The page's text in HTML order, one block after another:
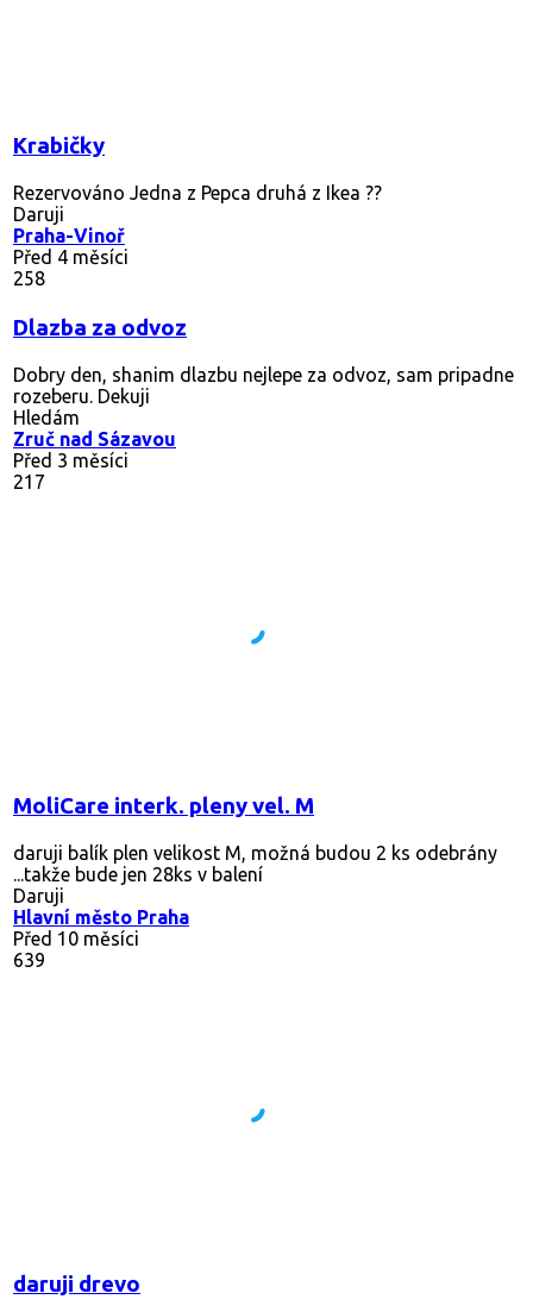
Krabičky
Rezervováno Jedna z Pepca druhá z Ikea ??
Daruji
Praha-Vinoř
Před 4 měsíci
258
Dlazba za odvoz
Dobry den, shanim dlazbu nejlepe za odvoz, sam pripadne
rozeberu. Dekuji
Hledám
Zruč nad Sázavou
Před 3 měsíci
217
MoliCare interk. pleny vel. M
daruji balík plen velikost M, možná budou 2 ks odebrány
...takže bude jen 28ks v balení
Daruji
Hlavní město Praha
Před 10 měsíci
639
daruji drevo